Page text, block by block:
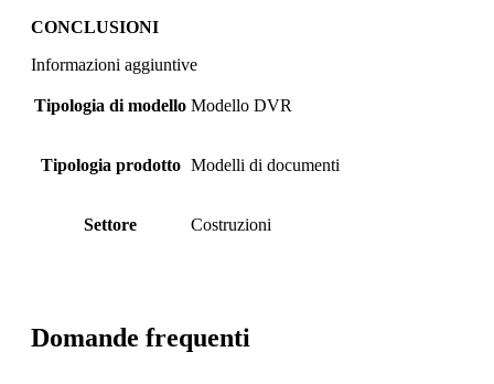
CONCLUSIONI
Informazioni aggiuntive
Tipologia di modello Modello DVR
Tipologia prodotto Modelli di documenti
Settore Costruzioni
Domande frequenti